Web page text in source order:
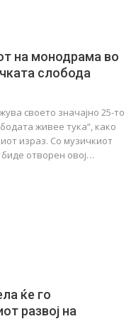
на монодрама во
слобода
своето значајно 25-то
живее тука“, како
израз. Со музичкиот
биде отворен овој…
ќе го
развој на